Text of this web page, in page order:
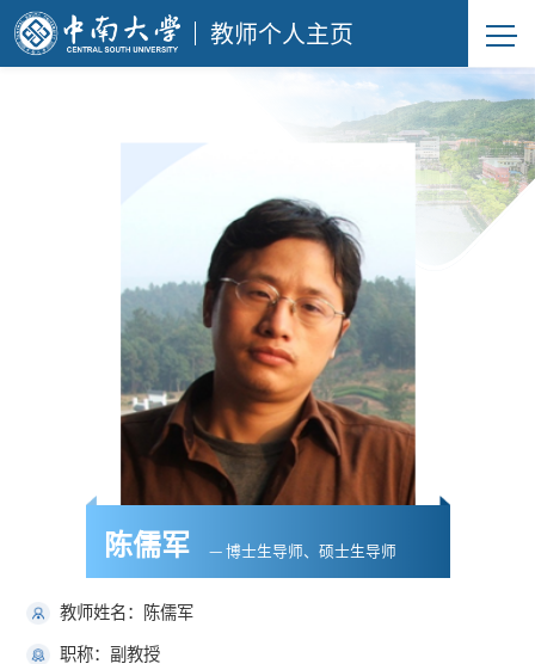
教师个人主页
陈儒军 — 博士生导师、硕士生导师
教师姓名：陈儒军
职称：副教授